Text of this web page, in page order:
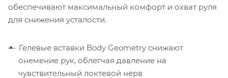
обеспечивают максимальный комфорт и охват руля
для снижения усталости.
Гелевые вставки Body Geometry снижают
онемение рук, облегчая давление на
чувствительный локтевой нерв